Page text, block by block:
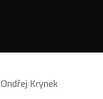
Ondřej Krynek